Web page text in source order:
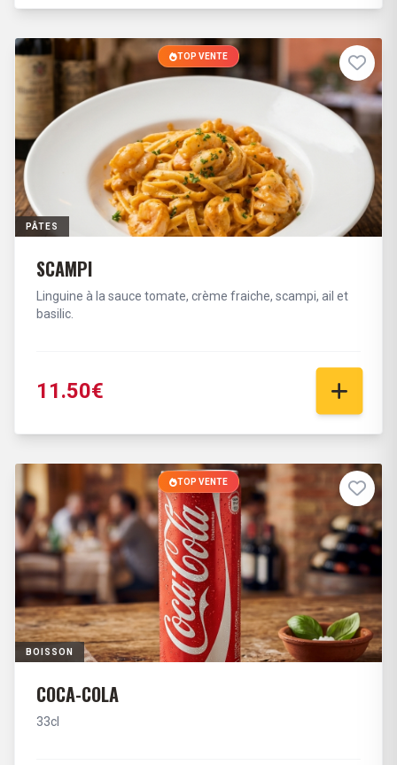
PÂTES
TOP VENTE
SCAMPI
Linguine à la sauce tomate, crème fraiche, scampi, ail et
basilic.
11.50€
BOISSON
TOP VENTE
COCA-COLA
33cl